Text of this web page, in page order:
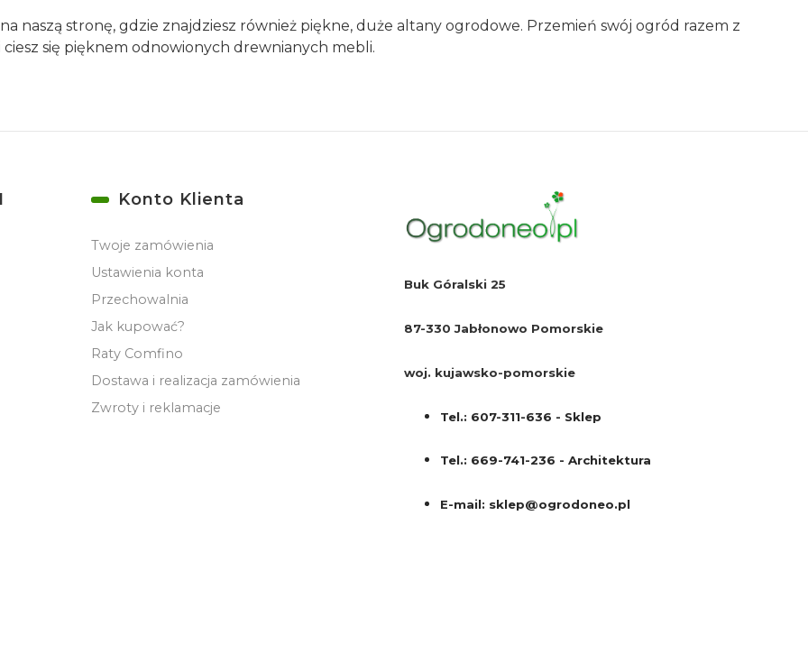
naszą stronę, gdzie znajdziesz również piękne, duże altany ogrodowe. Przemień swój ogród razem z
się pięknem odnowionych drewnianych mebli.
Konto Klienta
Twoje zamówienia
Ustawienia konta
Przechowalnia
Jak kupować?
Raty Comfino
Dostawa i realizacja zamówienia
Zwroty i reklamacje
Buk Góralski 25
87-330 Jabłonowo Pomorskie
woj. kujawsko-pomorskie
Tel.: 607-311-636 - Sklep
Tel.: 669-741-236 - Architektura
E-mail: sklep@ogrodoneo.pl